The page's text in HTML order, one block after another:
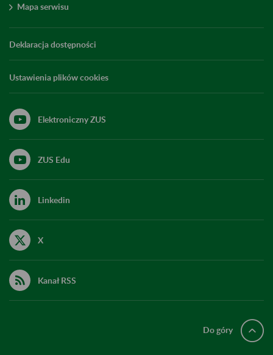
Mapa serwisu
Deklaracja dostępności
Ustawienia plików cookies
Elektroniczny ZUS
ZUS Edu
Linkedin
X
Kanał RSS
Do góry